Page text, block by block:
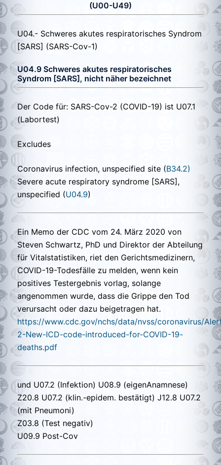
(U00-U49)
U04.- Schweres akutes respiratorisches Syndrom
[SARS] (SARS-Cov-1)
U04.9 Schweres akutes respiratorisches
Syndrom [SARS], nicht näher bezeichnet
Der Code für: SARS-Cov-2 (COVID-19) ist U07.1
(Labortest)
Excludes
Coronavirus infection, unspecified site (B34.2)
Severe acute respiratory syndrome [SARS],
unspecified (U04.9)
Ein Memo der CDC vom 24. März 2020 von
Steven Schwartz, PhD und Direktor der Abteilung
für Vitalstatistiken, riet den Gerichtsmedizinern,
COVID-19-Todesfälle zu melden, wenn kein
positives Testergebnis vorlag, solange
angenommen wurde, dass die Grippe den Tod
verursacht oder dazu beigetragen hat.
https://www.cdc.gov/nchs/data/nvss/coronavirus/
2-New-ICD-code-introduced-for-COVID-19-
deaths.pdf
und U07.2 (Infektion) U08.9 (eigenAnamnese)
Z20.8 U07.2 (klin.-epidem. bestätigt) J12.8 U07.2
(mit Pneumoni)
Z03.8 (Test negativ)
U09.9 Post-Cov